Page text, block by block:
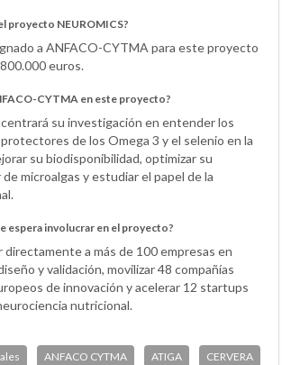
proyecto NEUROMICS?
a ANFACO-CYTMA para este proyecto
euros.
CYTMA en este proyecto?
su investigación en entender los
de los Omega 3 y el selenio en la
su biodisponibilidad, optimizar su
microalgas y estudiar el papel de la
espera involucrar en el proyecto?
directamente a más de 100 empresas en
y validación, movilizar 48 compañías
de innovación y acelerar 12 startups
nutricional.
ANFACO CYTMA ATIGA CERVERA